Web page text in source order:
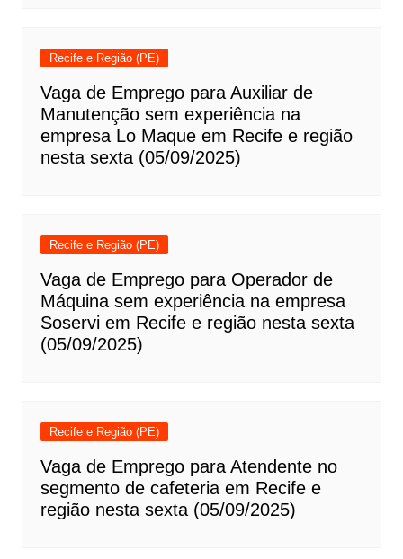
Recife e Região (PE)
Vaga de Emprego para Auxiliar de
Manutenção sem experiência na
empresa Lo Maque em Recife e região
nesta sexta (05/09/2025)
Recife e Região (PE)
Vaga de Emprego para Operador de
Máquina sem experiência na empresa
Soservi em Recife e região nesta sexta
(05/09/2025)
Recife e Região (PE)
Vaga de Emprego para Atendente no
segmento de cafeteria em Recife e
região nesta sexta (05/09/2025)